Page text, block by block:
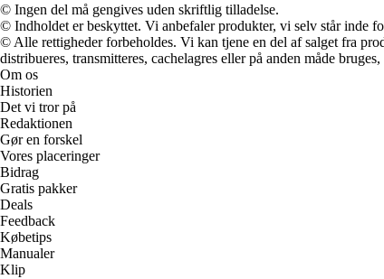
© Ingen del må gengives uden skriftlig tilladelse.
© Indholdet er beskyttet. Vi anbefaler produkter, vi selv står inde
© Alle rettigheder forbeholdes. Vi kan tjene en del af salget fra
distribueres, transmitteres, cachelagres eller på anden måde
Om os
Historien
Det vi tror på
Redaktionen
Gør en forskel
Vores placeringer
Bidrag
Gratis pakker
Deals
Feedback
Købetips
Manualer
Klip